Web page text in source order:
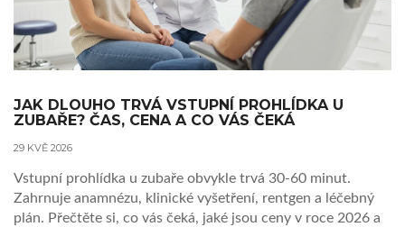
JAK DLOUHO TRVÁ VSTUPNÍ PROHLÍDKA U
ZUBAŘE? ČAS, CENA A CO VÁS ČEKÁ
29 KVĚ 2026
Vstupní prohlídka u zubaře obvykle trvá 30-60 minut.
Zahrnuje anamnézu, klinické vyšetření, rentgen a léčebný
plán. Přečtěte si, co vás čeká, jaké jsou ceny v roce 2026 a